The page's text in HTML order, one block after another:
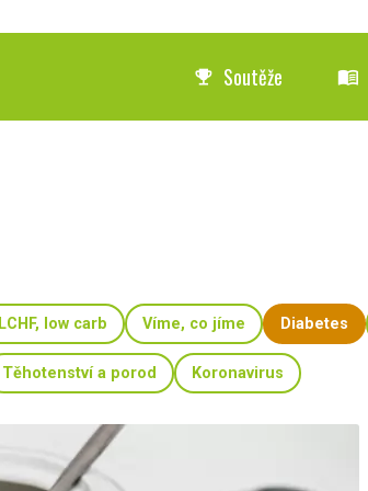
emoji_events Soutěže menu_book
LCHF, low carb Víme, co jíme Diabetes
Těhotenství a porod Koronavirus